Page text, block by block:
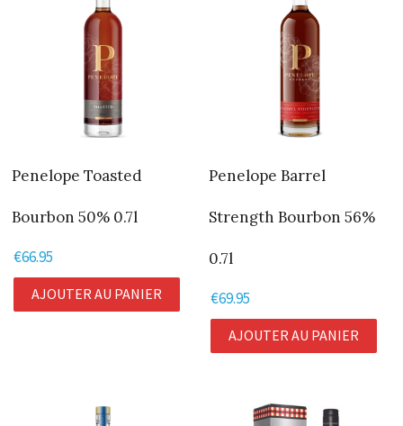
Penelope Toasted
Bourbon 50% 0.7l
€66.95
AJOUTER AU PANIER
Penelope Barrel
Strength Bourbon 56%
0.7l
€69.95
AJOUTER AU PANIER